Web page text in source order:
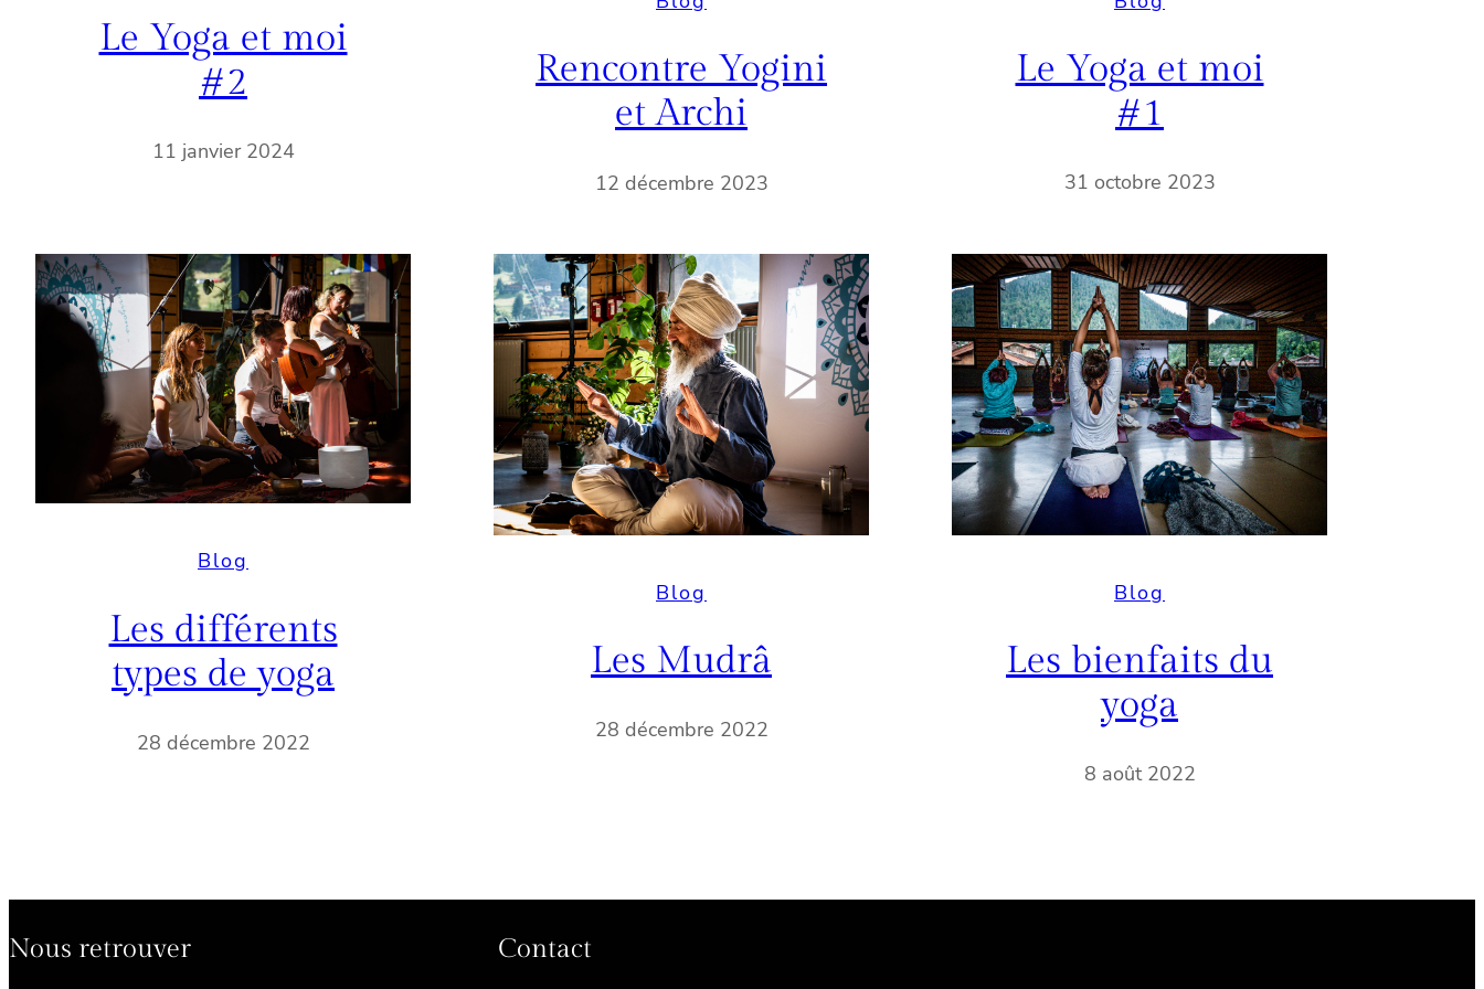
Le Yoga et moi
#2
11 janvier 2024
Rencontre Yogini
et Archi
12 décembre 2023
Le Yoga et moi
#1
31 octobre 2023
Blog
Les différents
types de yoga
28 décembre 2022
Blog
Les Mudrâ
28 décembre 2022
Blog
Les bienfaits du
yoga
8 août 2022
Nous retrouver Contact